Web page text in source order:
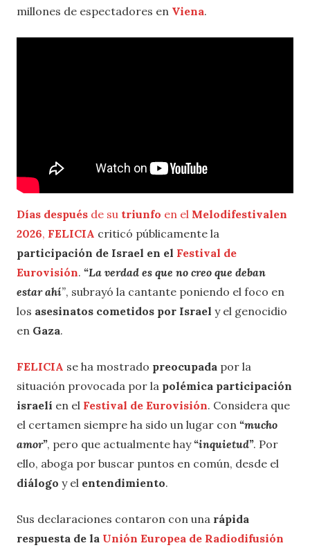
millones de espectadores en Viena.
Días después de su triunfo en el Melodifestivalen
2026, FELICIA criticó públicamente la
participación de Israel en el Festival de
Eurovisión. “La verdad es que no creo que deban
estar ahí”, subrayó la cantante poniendo el foco en
los asesinatos cometidos por Israel y el genocidio
en Gaza.
FELICIA se ha mostrado preocupada por la
situación provocada por la polémica participación
israelí en el Festival de Eurovisión. Considera que
el certamen siempre ha sido un lugar con “mucho
amor”, pero que actualmente hay“inquietud”. Por
ello, aboga por buscar puntos en común, desde el
diálogo y el entendimiento.
Sus declaraciones contaron con una rápida
respuesta de la Unión Europea de Radiodifusión